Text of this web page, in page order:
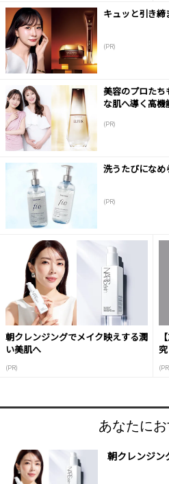
キュッと引き
(PR)
美容のプロたち
な肌へ導く高機
(PR)
洗うたびになめ
(PR)
朝クレンジングでメイク映えする潤
い美肌へ
(PR)
あなたに
朝クレンジン